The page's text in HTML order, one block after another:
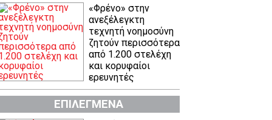
«Φρένο» στην
ανεξέλεγκτη
τεχνητή νοημοσύνη
ζητούν περισσότερα
από 1.200 στελέχη
και κορυφαίοι
ερευνητές
ΕΠΙΛΕΓΜΕΝΑ